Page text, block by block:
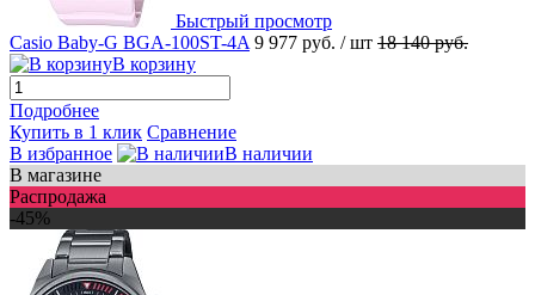
Быстрый просмотр
Casio Baby-G BGA-100ST-4A 9 977 руб. / шт 18 140 руб.
В корзину
Подробнее
Купить в 1 клик Сравнение
В избранное
В наличии
В магазине
Распродажа
-45%